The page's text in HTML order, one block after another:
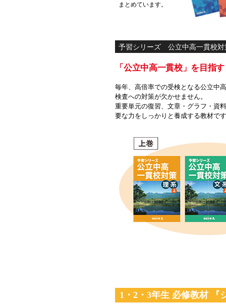
まとめています。
予習シリーズ 公立中高一貫校対
「公立中高一貫校」を目指
毎年、高倍率での受検となる公立中
検査への対策が欠かせません。
重要単元の復習、文章・グラフ・資
要な力をしっかりと養成する教材で
1・2・3年生 必修教材 『